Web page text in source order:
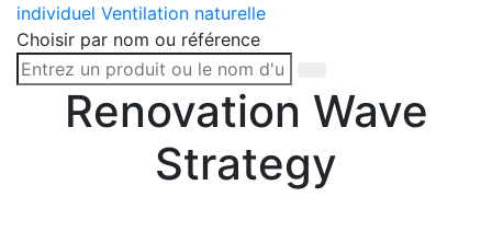
individuel Ventilation naturelle
Choisir par nom ou référence
Renovation Wave
Strategy